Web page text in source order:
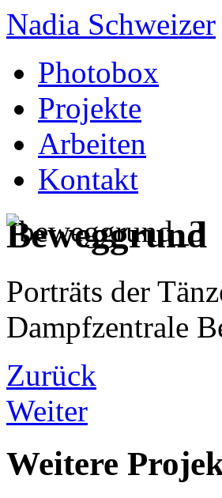
Nadia Schweizer
Photobox
Projekte
Arbeiten
Kontakt
Beweggrund
Porträts der
Dampfzentrale
Zurück
Weiter
Weitere